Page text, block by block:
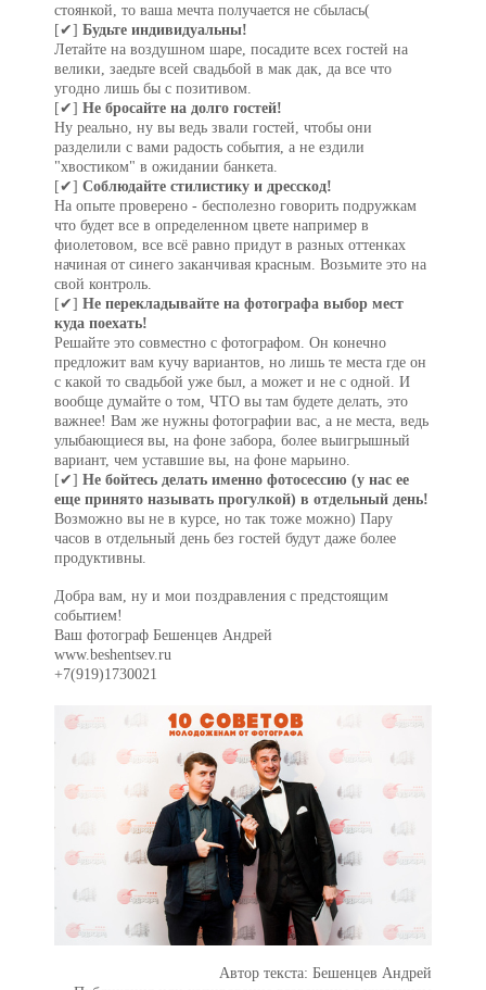
стоянкой, то ваша мечта получается не сбылась(
[✔] Будьте индивидуальны!
Летайте на воздушном шаре, посадите всех гостей на
велики, заедьте всей свадьбой в мак дак, да все что
угодно лишь бы с позитивом.
[✔] Не бросайте на долго гостей!
Ну реально, ну вы ведь звали гостей, чтобы они
разделили с вами радость события, а не ездили
"хвостиком" в ожидании банкета.
[✔] Соблюдайте стилистику и дресскод!
На опыте проверено - бесполезно говорить подружкам
что будет все в определенном цвете например в
фиолетовом, все всё равно придут в разных оттенках
начиная от синего заканчивая красным. Возьмите это на
свой контроль.
[✔] Не перекладывайте на фотографа выбор мест
куда поехать!
Решайте это совместно с фотографом. Он конечно
предложит вам кучу вариантов, но лишь те места где он
с какой то свадьбой уже был, а может и не с одной. И
вообще думайте о том, ЧТО вы там будете делать, это
важнее! Вам же нужны фотографии вас, а не места, ведь
улыбающиеся вы, на фоне забора, более выигрышный
вариант, чем уставшие вы, на фоне марьино.
[✔] Не бойтесь делать именно фотосессию (у нас ее
еще принято называть прогулкой) в отдельный день!
Возможно вы не в курсе, но так тоже можно) Пару
часов в отдельный день без гостей будут даже более
продуктивны.
Добра вам, ну и мои поздравления с предстоящим
событием!
Ваш фотограф Бешенцев Андрей
www.beshentsev.ru
+7(919)1730021
Автор текста: Бешенцев Андрей